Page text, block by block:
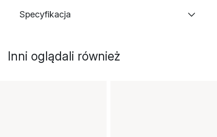
Specyfikacja
Inni oglądali również